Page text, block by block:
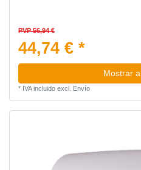
PVP 56,94 €
44,74 € *
Mostrar
* IVA incluidoexcl. Envío